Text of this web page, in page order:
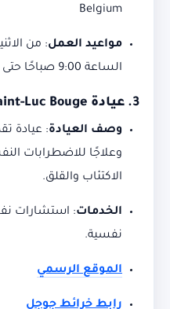
Belgium
مواعيد العمل: من
الساعة 9:00 صباحًا حتى 4:30 مساءً
3. عيادة Saint-Luc Bouge – قسم الطب النفسي
وصف العيادة: عيادة
وعلاجًا للاضطرابات
الاكتئاب والقلق.
الخدمات: استشارات
نفسية.
الموقع الرسمي
رابط خرائط جوجل